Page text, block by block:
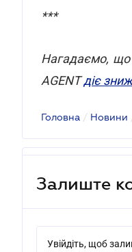
***
Нагадаємо, що
AGENTдіє
Головна / Новини
Залиште
Увійдіть, щоб